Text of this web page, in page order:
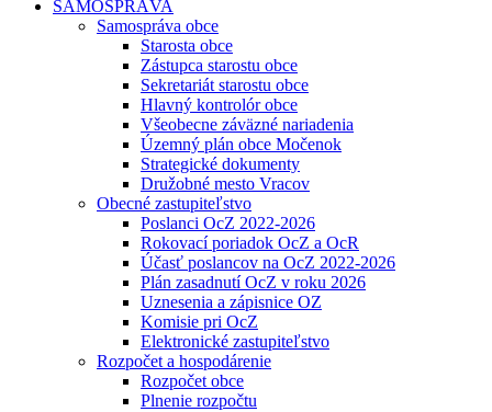
SAMOSPRÁVA
Samospráva obce
Starosta obce
Zástupca starostu obce
Sekretariát starostu obce
Hlavný kontrolór obce
Všeobecne záväzné nariadenia
Územný plán obce Močenok
Strategické dokumenty
Družobné mesto Vracov
Obecné zastupiteľstvo
Poslanci OcZ 2022-2026
Rokovací poriadok OcZ a OcR
Účasť poslancov na OcZ 2022-2026
Plán zasadnutí OcZ v roku 2026
Uznesenia a zápisnice OZ
Komisie pri OcZ
Elektronické zastupiteľstvo
Rozpočet a hospodárenie
Rozpočet obce
Plnenie rozpočtu